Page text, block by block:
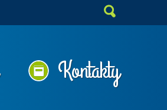
Kontakty